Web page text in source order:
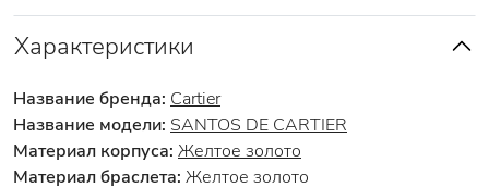
Характеристики
Название бренда: Cartier
Название модели: SANTOS DE CARTIER
Материал корпуса: Желтое золото
Материал браслета: Желтое золото